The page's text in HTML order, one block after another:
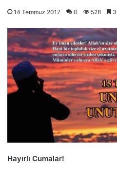
14 Temmuz 2017 0 528
Hayırlı Cumalar!